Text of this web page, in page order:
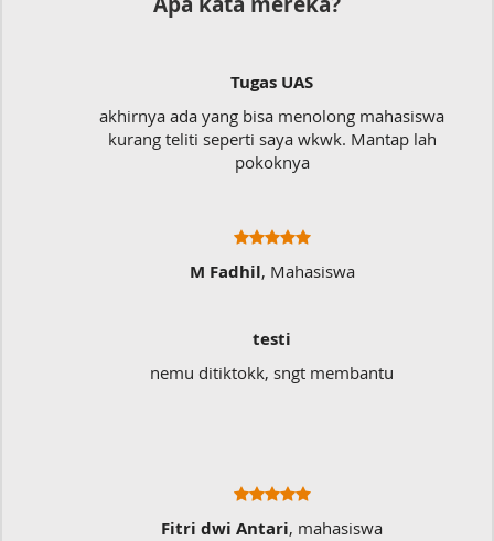
mahasiswa
wkwk. Mantap lah
Mudah sekali, tinggal kirim
langsung jadi
Sangat membantu buat type
Musicer Indo